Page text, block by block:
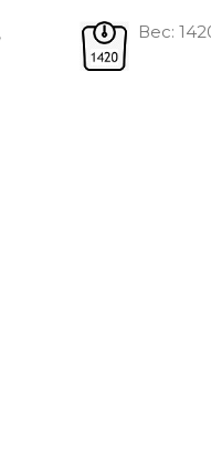
Вec: